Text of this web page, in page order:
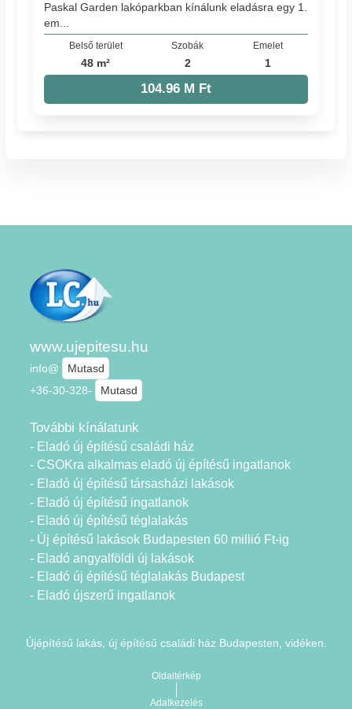
Paskal Garden lakóparkban kínálunk eladásra egy 1.
em...
Belső terület
48 m²
Szobák
2
Emelet
1
104.96 M Ft
www.ujepitesu.hu
info@
Mutasd
+36-30-328-
Mutasd
További kínálatunk
- Eladó új építésű családi ház
- CSOKra alkalmas eladó új építésű ingatlanok
- Eladó új építésű társasházi lakások
- Eladó új építésű ingatlanok
- Eladó új építésű téglalakás
- Új építésű lakások Budapesten 60 millió Ft-ig
- Eladó angyalföldi új lakások
- Eladó új építésű téglalakás Budapest
- Eladó újszerű ingatlanok
Újépítésű lakás, új építésű családi ház Budapesten, vidéken.
Oldaltérkép
Adatkezelés